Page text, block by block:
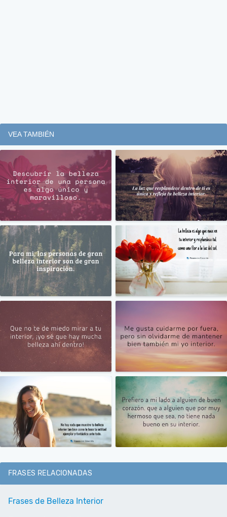
VEA TAMBIÉN
FRASES RELACIONADAS
Frases de Belleza Interior